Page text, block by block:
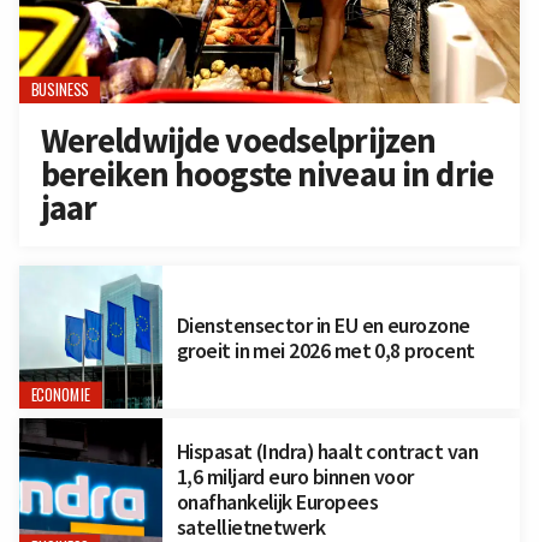
BUSINESS
Wereldwijde voedselprijzen
bereiken hoogste niveau in drie
jaar
ECONOMIE
Dienstensector in EU en eurozone
groeit in mei 2026 met 0,8 procent
Hispasat (Indra) haalt contract van
1,6 miljard euro binnen voor
onafhankelijk Europees
satellietnetwerk